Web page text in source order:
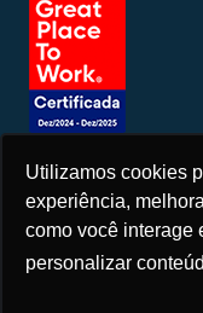
Utilizamos cookies
experiência,
como você interage
personalizar